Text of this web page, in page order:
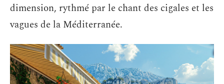
dimension, rythmé par le chant des cigales et les
vagues de la Méditerranée.